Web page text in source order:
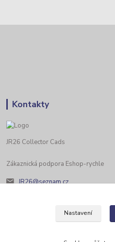
Kontakty
JR26 Collector Cads
Zákaznická podpora Eshop-rychle
JR26@seznam.cz
Nastavení